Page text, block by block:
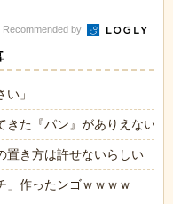
Recommended by
」
きた『パン』がありえない
置き方は許せないらしい
」作ったンゴｗｗｗｗ